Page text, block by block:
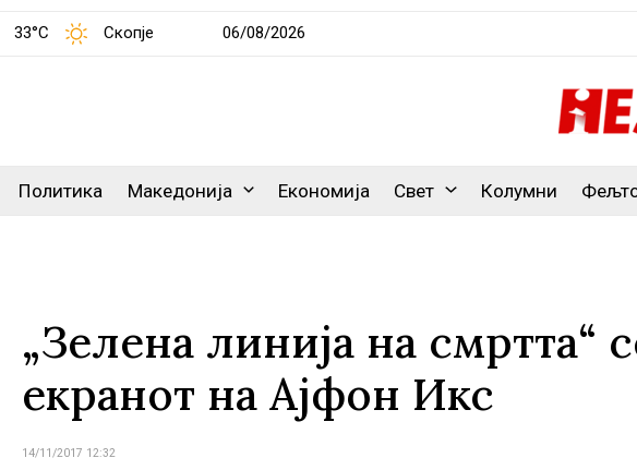
33°C Скопје 06/08/2026
Политика Македонија Економија Свет Колумни
„Зелена линија на смртта“
екранот на Ајфон Икс
14/11/2017 12:32